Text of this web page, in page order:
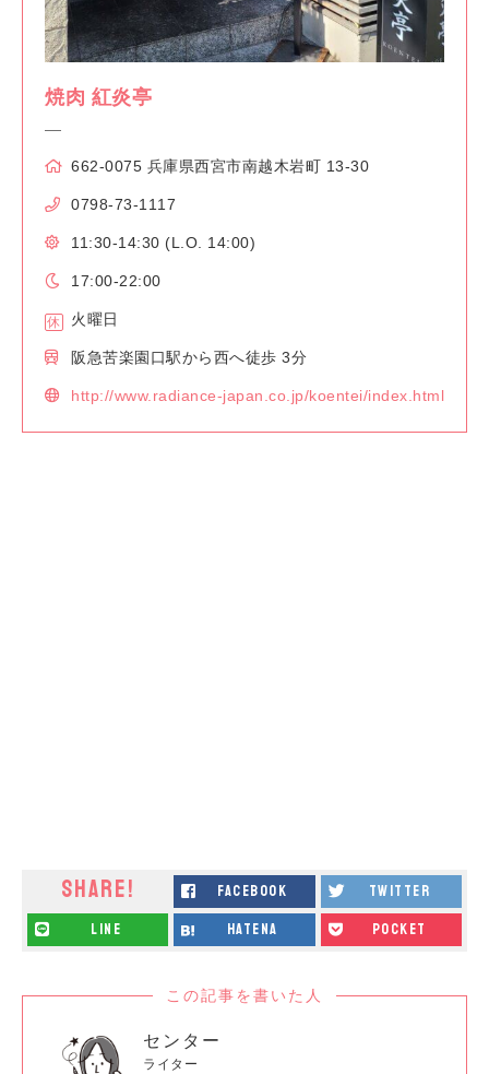
焼肉 紅炎亭
662-0075 兵庫県西宮市南越木岩町 13-30
0798-73-1117
11:30-14:30 (L.O. 14:00)
17:00-22:00
火曜日
阪急苦楽園口駅から西へ徒歩 3分
http://www.radiance-japan.co.jp/koentei/index.html
SHARE! facebook twitter
line hatena pocket
この記事を書いた人
センター
ライター